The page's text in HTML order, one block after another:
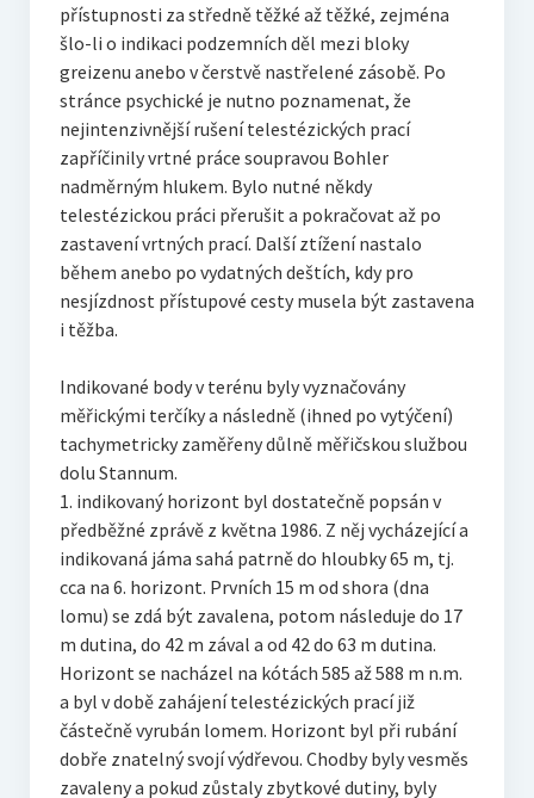
přístupnosti za středně těžké až těžké, zejména
šlo-li o indikaci podzemních děl mezi bloky
greizenu anebo v čerstvě nastřelené zásobě. Po
stránce psychické je nutno poznamenat, že
nejintenzivnější rušení telestézických prací
zapříčinily vrtné práce soupravou Bohler
nadměrným hlukem. Bylo nutné někdy
telestézickou práci přerušit a pokračovat až po
zastavení vrtných prací. Další ztížení nastalo
během anebo po vydatných deštích, kdy pro
nesjízdnost přístupové cesty musela být zastavena
i těžba.
Indikované body v terénu byly vyznačovány
měřickými terčíky a následně (ihned po vytýčení)
tachymetricky zaměřeny důlně měřičskou službou
dolu Stannum.
1. indikovaný horizont byl dostatečně popsán v
předběžné zprávě z května 1986. Z něj vycházející a
indikovaná jáma sahá patrně do hloubky 65 m, tj.
cca na 6. horizont. Prvních 15 m od shora (dna
lomu) se zdá být zavalena, potom následuje do 17
m dutina, do 42 m zával a od 42 do 63 m dutina.
Horizont se nacházel na kótách 585 až 588 m n.m.
a byl v době zahájení telestézických prací již
částečně vyrubán lomem. Horizont byl při rubání
dobře znatelný svojí výdřevou. Chodby byly vesměs
zavaleny a pokud zůstaly zbytkové dutiny, byly